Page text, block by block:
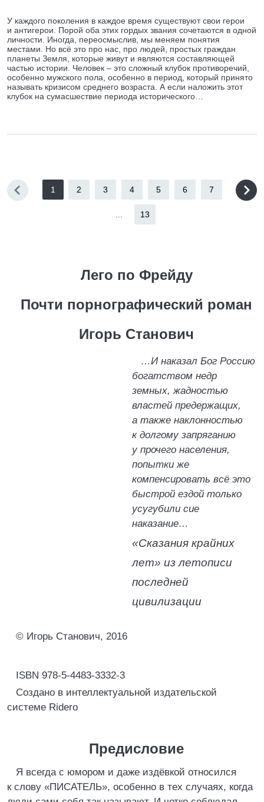
У каждого поколения в каждое время существуют свои герои
и антигерои. Порой оба этих гордых звания сочетаются в одной
личности. Иногда, переосмыслив, мы меняем понятия
местами. Но всё это про нас, про людей, простых граждан
планеты Земля, которые живут и являются составляющей
частью истории. Человек – это сложный клубок противоречий,
особенно мужского пола, особенно в период, который принято
называть кризисом среднего возраста. А если наложить этот
клубок на сумасшествие периода исторического…
1 2 3 4 5 6 7
13
Лего по Фрейду
Почти порнографический роман
Игорь Станович
…И наказал Бог Россию
богатством недр
земных, жадностью
властей предержащих,
а также наклонностью
к долгому запряганию
у прочего населения,
попытки же
компенсировать всё это
быстрой ездой только
усугубили сие
наказание…
«Сказания крайних
лет» из летописи
последней
цивилизации
© Игорь Станович, 2016
ISBN 978-5-4483-3332-3
Создано в интеллектуальной издательской
системе Ridero
Предисловие
Я всегда с юмором и даже издёвкой относился
к слову «ПИСАТЕЛЬ», особенно в тех случаях, когда